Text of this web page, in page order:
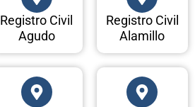
Registro Civil
Agudo
Registro Civil
Alamillo